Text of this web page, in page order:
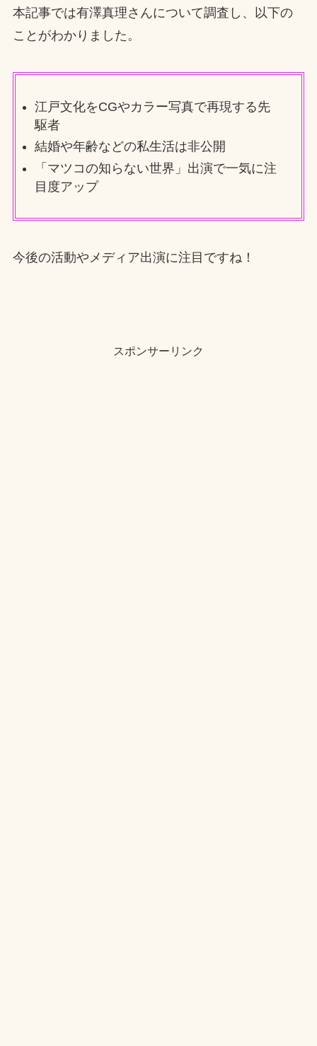
本記事では有澤真理さんについて調査し、以下の
ことがわかりました。
江戸文化をCGやカラー写真で再現する先
駆者
結婚や年齢などの私生活は非公開
「マツコの知らない世界」出演で一気に注
目度アップ
今後の活動やメディア出演に注目ですね！
スポンサーリンク